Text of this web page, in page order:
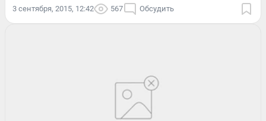
3 сентября, 2015, 12:42 567 Обсудить